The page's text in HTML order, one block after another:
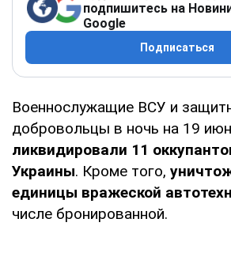
подпишитесь на
Google
Подписаться
Военнослужащие ВСУ и
добровольцы в ночь на 19
ликвидировали 11
Украины. Кроме того,
единицы вражеской
числе бронированной.